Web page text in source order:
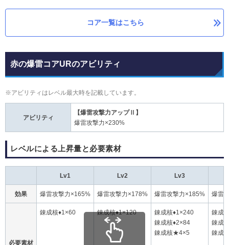
コア一覧はこちら
赤の爆雷コアURのアビリティ
※アビリティはレベル最大時を記載しています。
アビリティ
【爆雷攻撃力アップⅡ】
爆雷攻撃力×230%
レベルによる上昇量と必要素材
Lv1 Lv2 Lv3
効果 爆雷攻撃力×165% 爆雷攻撃力×178% 爆雷攻撃力×185% 爆雷
必要素材
錬成核♦1×60 錬成核♦1×120
錬成核♦1×240
錬成核♦2×84
錬成核★4×5
錬成
錬成
錬成